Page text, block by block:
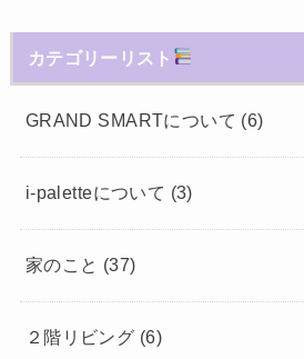
カテゴリーリスト
GRAND SMARTについて (6)
i-paletteについて (3)
家のこと (37)
２階リビング (6)